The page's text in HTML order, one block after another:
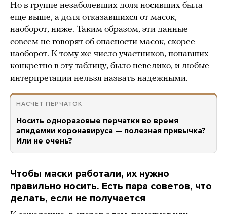
Но в группе незаболевших доля носивших была
еще выше, а доля отказавшихся от масок,
наоборот, ниже. Таким образом, эти данные
совсем не говорят об опасности масок, скорее
наоборот. К тому же число участников, попавших
конкретно в эту таблицу, было невелико, и любые
интерпретации нельзя назвать надежными.
НАСЧЕТ ПЕРЧАТОК
Носить одноразовые перчатки во время
эпидемии коронавируса — полезная привычка?
Или не очень?
Чтобы маски работали, их нужно
правильно носить. Есть пара советов, что
делать, если не получается